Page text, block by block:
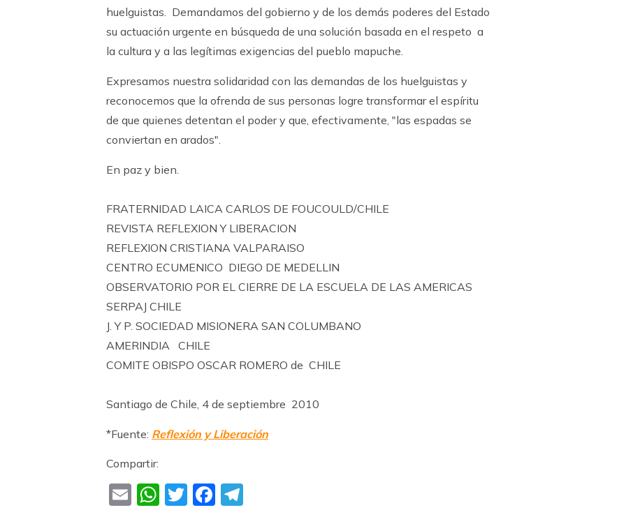
huelguistas. Demandamos del gobierno y de los demás poderes del Estado
su actuación urgente en búsqueda de una solución basada en el respeto a
la cultura y a las legítimas exigencias del pueblo mapuche.
Expresamos nuestra solidaridad con las demandas de los huelguistas y
reconocemos que la ofrenda de sus personas logre transformar el espíritu
de que quienes detentan el poder y que, efectivamente, "las espadas se
conviertan en arados".
En paz y bien.
FRATERNIDAD LAICA CARLOS DE FOUCOULD/CHILE
REVISTA REFLEXION Y LIBERACION
REFLEXION CRISTIANA VALPARAISO
CENTRO ECUMENICO DIEGO DE MEDELLIN
OBSERVATORIO POR EL CIERRE DE LA ESCUELA DE LAS AMERICAS
SERPAJ CHILE
J. Y P. SOCIEDAD MISIONERA SAN COLUMBANO
AMERINDIA CHILE
COMITE OBISPO OSCAR ROMERO de CHILE
Santiago de Chile, 4 de septiembre 2010
*Fuente: Reflexión y Liberación
Compartir:
EmailWhatsApp
TwitterFacebook